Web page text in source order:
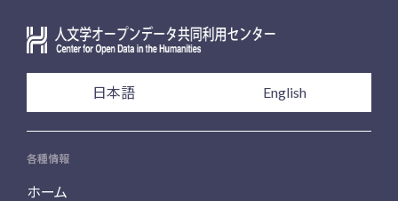
日本語 English
各種情報
ホーム